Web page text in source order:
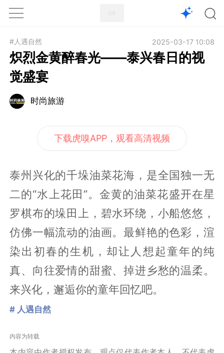
1X
#人遇自然 2025-03-17 10:08
炽烈金黄醉春光——泰兴春日的视
觉盛宴
时尚旅游
下载虎嗅APP，观看高清视频
泰州兴化的千垛油菜花海，是全国独一无
二的“水上花田”。金黄的油菜花盛开在星
罗棋布的垛田上，碧水环绕，小船悠悠，
仿佛一幅流动的油画。最鲜艳的色彩，渲
染出初春的生机，却让人想起童年的纯
真、向往爱情的甜蜜、掉进乡愁的温柔。
来兴化，邂逅你的童年回忆吧。
# 人遇自然
内容为转载